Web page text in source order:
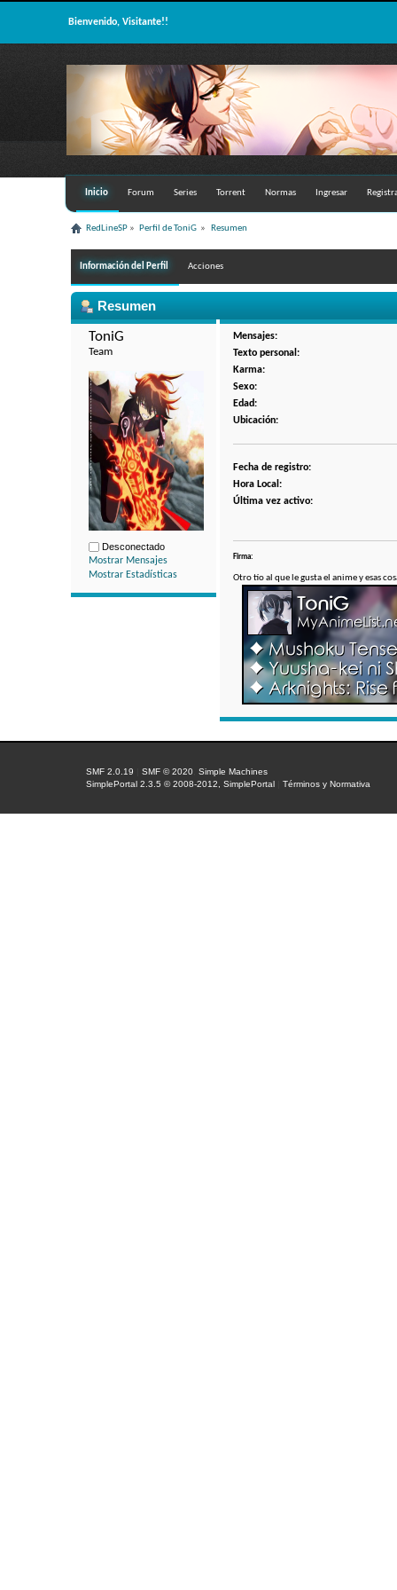
Bienvenido, Visitante!!
Inicio Forum Series Torrent Normas Ingresar
RedLineSP » Perfil de ToniG » Resumen
Información del Perfil Acciones
Resumen
ToniG
Team
Desconectado
Mostrar Mensajes
Mostrar Estadísticas
Mensajes:
Texto personal:
Karma:
Sexo:
Edad:
Ubicación:
Fecha de registro:
Hora Local:
Última vez activo:
Firma:
Otro tío al que le gusta el anime y esas
SMF 2.0.19 |SMF © 2020 ,Simple Machines
SimplePortal 2.3.5 © 2008-2012, SimplePortal
|Términos y Normativa